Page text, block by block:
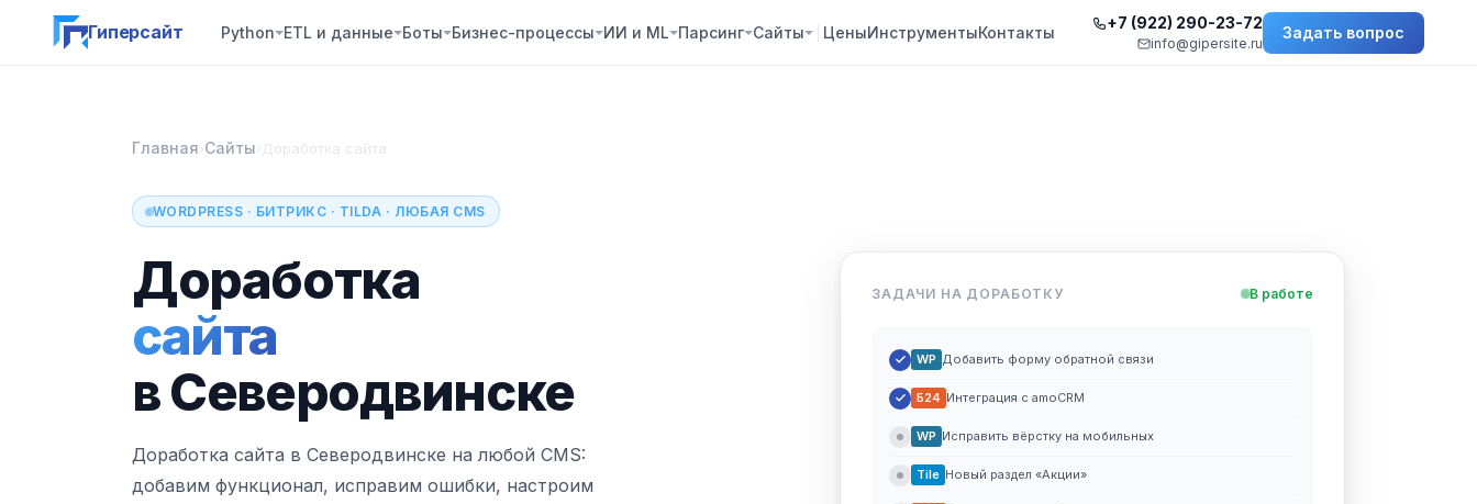
Гиперсайт Python ETL и данные Боты Бизнес-процессы ИИ и ML Парсинг Сайты ЦеныИнструментыКонтакты +7 (922) 290-23-72
info@gipersite.ru
Задать вопрос
Главная›Сайты› Доработка сайта
WORDPRESS · БИТРИКС · TILDA · ЛЮБАЯ CMS
Доработка
сайта
в Северодвинске
Доработка сайта в Северодвинске на любой CMS:
добавим функционал, исправим ошибки, настроим
ЗАДАЧИ НА ДОРАБОТКУ В работе
WP Добавить форму обратной связи
Б24 Интеграция с amoCRM
WP Исправить вёрстку на мобильных
Tile Новый раздел «Акции»